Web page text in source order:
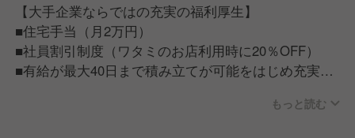
【大手企業ならではの充実の福利厚生】
■住宅手当（月2万円）
■社員割引制度（ワタミのお店利用時に20％OFF）
■有給が最大40日まで積み立てが可能をはじめ充実の
もっと読む